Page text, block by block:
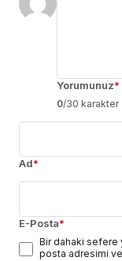
Yorumunuz*
0/30 karakter
Ad*
E-Posta*
Bir dahaki sefere
posta adresimi